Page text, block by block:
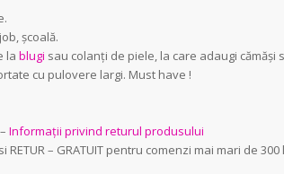
școală.
lablugi sau colanți de piele, la care adaugi cămăși
cu pulovere largi. Must have !
Informații privind returul produsului
– GRATUIT pentru comenzi mai mari de 300